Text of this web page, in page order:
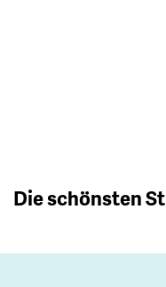
Die schönsten